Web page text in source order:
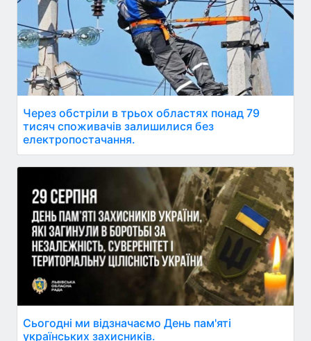
Через обстріли в трьох областях понад 79
тисяч споживачів залишилися без
електропостачання.
Сьогодні ми відзначаємо День пам'яті
українських захисників.